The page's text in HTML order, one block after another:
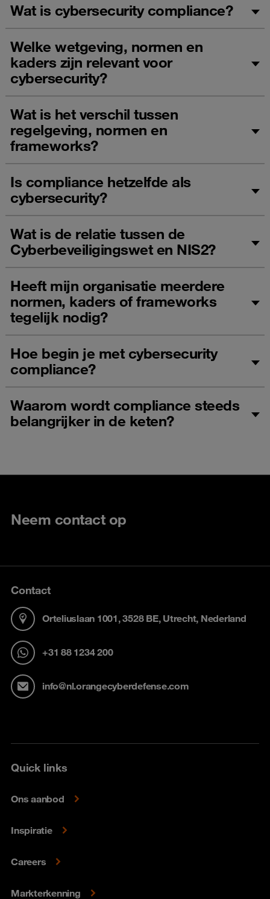
Wat is cybersecurity compliance?
Welke wetgeving, normen en
kaders zijn relevant voor
cybersecurity?
Wat is het verschil tussen
regelgeving, normen en
frameworks?
Is compliance hetzelfde als
cybersecurity?
Wat is de relatie tussen de
Cyberbeveiligingswet en NIS2?
Heeft mijn organisatie meerdere
normen, kaders of frameworks
tegelijk nodig?
Hoe begin je met cybersecurity
compliance?
Waarom wordt compliance steeds
belangrijker in de keten?
Neem contact op
Contact
Orteliuslaan 1001, 3528 BE, Utrecht, Nederland
+31 88 1234 200
info@nl.orangecyberdefense.com
Quick links
Ons aanbod
Inspiratie
Careers
Markterkenning